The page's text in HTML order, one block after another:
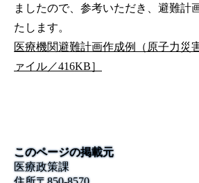
ましたので、参考いただき、避難計
たします。
医療機関避難計画作成例（原子力災
ァイル／416KB］
このページの掲載元
医療政策課